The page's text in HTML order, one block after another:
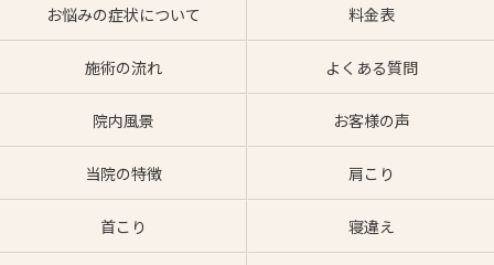
お悩みの症状について 料金表
施術の流れ よくある質問
院内風景 お客様の声
当院の特徴 肩こり
首こり 寝違え